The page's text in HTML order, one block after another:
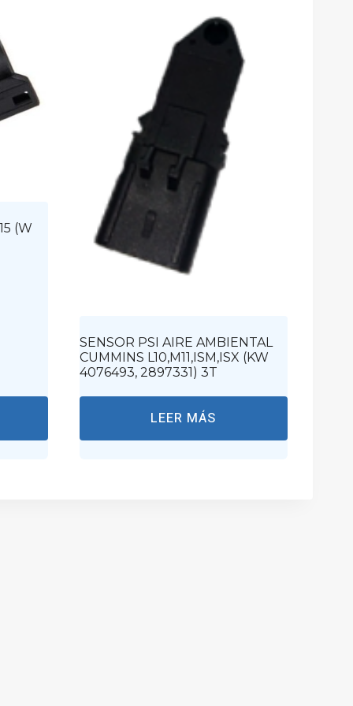
(W
SENSOR PSI AIRE AMBIENTAL
CUMMINS L10,M11,ISM,ISX (KW
4076493, 2897331) 3T
LEER MÁS